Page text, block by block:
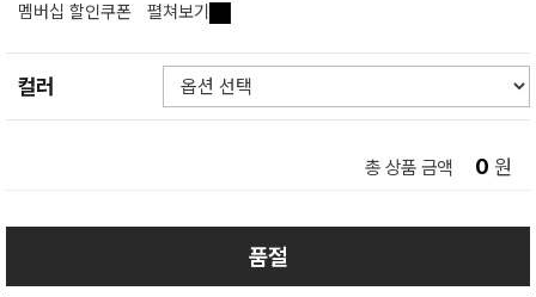
멤버십 할인쿠폰
펼쳐보기
컬러
총 상품 금액 0 원
품절